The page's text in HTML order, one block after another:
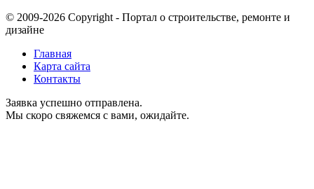
© 2009-2026 Copyright - Портал о строительстве, ремонте и
дизайне
Главная
Карта сайта
Контакты
Заявка успешно отправлена.
Мы скоро свяжемся с вами, ожидайте.